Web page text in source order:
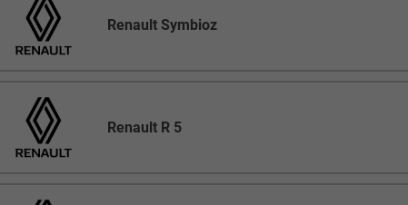
Renault Symbioz
Renault R 5